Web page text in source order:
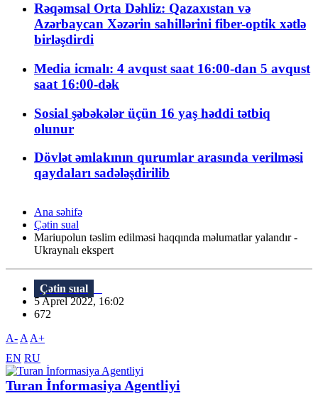
Rəqəmsal Orta Dəhliz: Qazaxıstan və
Azərbaycan Xəzərin sahillərini fiber-optik xətlə
birləşdirdi
Media icmalı: 4 avqust saat 16:00-dan 5 avqust
saat 16:00-dək
Sosial şəbəkələr üçün 16 yaş həddi tətbiq
olunur
Dövlət əmlakının qurumlar arasında verilməsi
qaydaları sadələşdirilib
Ana səhifə
Çətin sual
Mariupolun təslim edilməsi haqqında məlumatlar yalandır -
Ukraynalı ekspert
Çətin sual
5 Aprel 2022, 16:02
672
A- A A+
EN RU
Turan İnformasiya Agentliyi